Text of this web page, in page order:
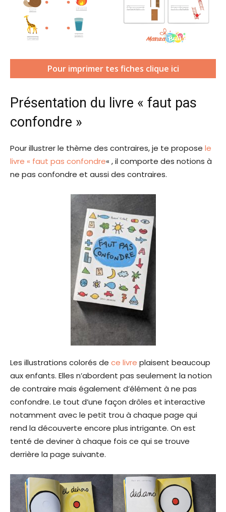
Pour imprimer tes fiches clique ici
Présentation du livre « faut pas
confondre »
Pour illustrer le thème des contraires, je te propose le
livre « faut pas confondre« , il comporte des notions à
ne pas confondre et aussi des contraires.
Les illustrations colorés de ce livre plaisent beaucoup
aux enfants. Elles n’abordent pas seulement la notion
de contraire mais également d’élément à ne pas
confondre. Le tout d’une façon drôles et interactive
notamment avec le petit trou à chaque page qui
rend la découverte encore plus intrigante. On est
tenté de deviner à chaque fois ce qui se trouve
derrière la page suivante.